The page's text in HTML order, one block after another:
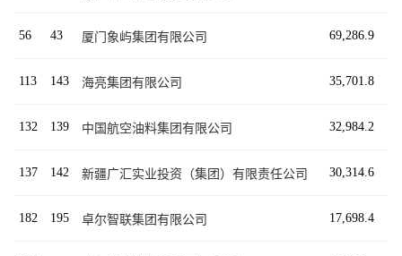
56 43 厦门象屿集团有限公司 69,286.9
113 143 海亮集团有限公司 35,701.8
132 139 中国航空油料集团有限公司 32,984.2
137 142 新疆广汇实业投资（集团）有限责任公司 30,314.6
182 195 卓尔智联集团有限公司 17,698.4